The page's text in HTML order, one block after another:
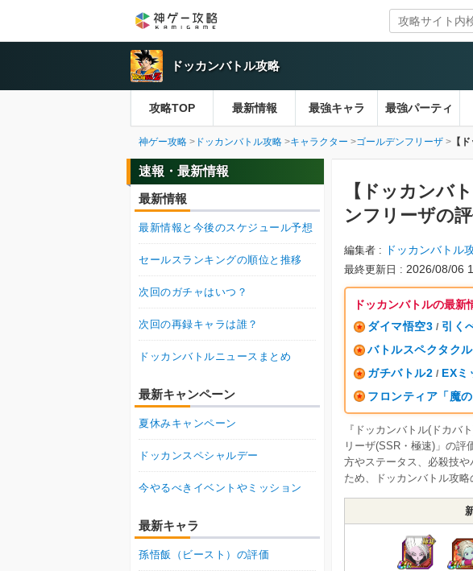
ドッカンバトル攻略
攻略TOP 最新情報 最強キャラ 最強パーティ
神ゲー攻略 ドッカンバトル攻略 キャラクター ゴールデンフリーザ 【
【ドッカンバト
ンフリーザの
編集者 ドッカンバトル
最終更新日 2026/08/06
ドッカンバトルの最新
ダイマ悟空3 / 引く
バトルスペクタク
ガチバトル2 / EXミ
フロンティア「魔の
『ドッカンバトル(ドカバ
リーザ(SSR・極速)」の評
方やステータス、必殺技
ため、ドッカンバトル攻略
速報・最新情報
最新情報
最新情報と今後のスケジュール予想
セールスランキングの順位と推移
次回のガチャはいつ？
次回の再録キャラは誰？
ドッカンバトルニュースまとめ
最新キャンペーン
夏休みキャンペーン
ドッカンスペシャルデー
今やるべきイベントやミッション
最新キャラ
孫悟飯（ビースト）の評価